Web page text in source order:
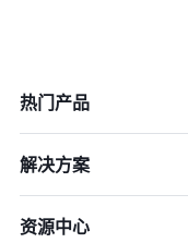
热门产品
解决方案
资源中心